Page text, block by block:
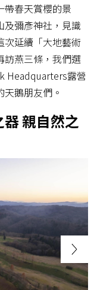
帶春天賞櫻的景
及彌彥神社，見識
次延續「大地藝術
訪燕三條，我們選
Headquarters露營
鵝朋友們。
親自然之